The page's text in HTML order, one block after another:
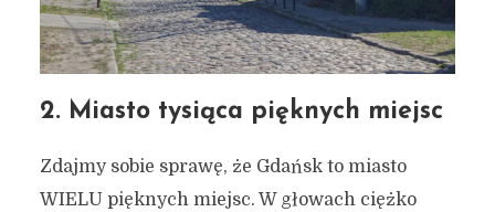
2. Miasto tysiąca pięknych miejsc
Zdajmy sobie sprawę, że Gdańsk to miasto
WIELU pięknych miejsc. W głowach ciężko